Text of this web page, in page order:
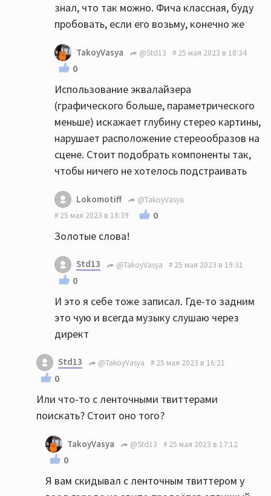
знал, что так можно. Фича классная, буду
пробовать, если его возьму, конечно же
TakoyVasya @Std13 25 мая 2023 в 18:34
0
Использование эквалайзера
(графического больше, параметрического
меньше) искажает глубину стерео картины,
нарушает расположение стереообразов на
сцене. Стоит подобрать компоненты так,
чтобы ничего не хотелось подстраивать
Lokomotiff
@TakoyVasya
25 мая 2023 в 18:39
0
Золотые слова!
Std13 @TakoyVasya 25 мая 2023 в 19:31
0
И это я себе тоже записал. Где-то задним
это чую и всегда музыку слушаю через
директ
Std13 @TakoyVasya 25 мая 2023 в 16:21
0
Или что-то с ленточными твиттерами
поискать? Стоит оно того?
TakoyVasya @Std13 25 мая 2023 в 17:12
0
Я вам скидывал с ленточным твиттером у